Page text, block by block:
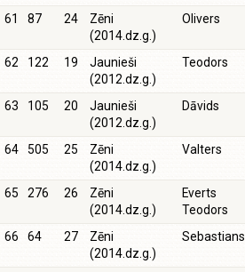
61 87 24
Zēni
(2014.dz.g.)
Olivers
62 122 19
Jaunieši
(2012.dz.g.)
Teodors
63 105 20
Jaunieši
(2012.dz.g.)
Dāvids
64 505 25
Zēni
(2014.dz.g.)
Valters
65 276 26
Zēni
(2014.dz.g.)
Everts
Teodors
66 64 27
Zēni
(2014.dz.g.)
Sebastians